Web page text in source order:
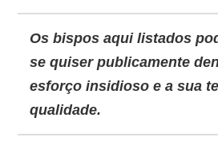
Os bispos aqui listados
se quiser publicamente
esforço insidioso e a sua
qualidade.